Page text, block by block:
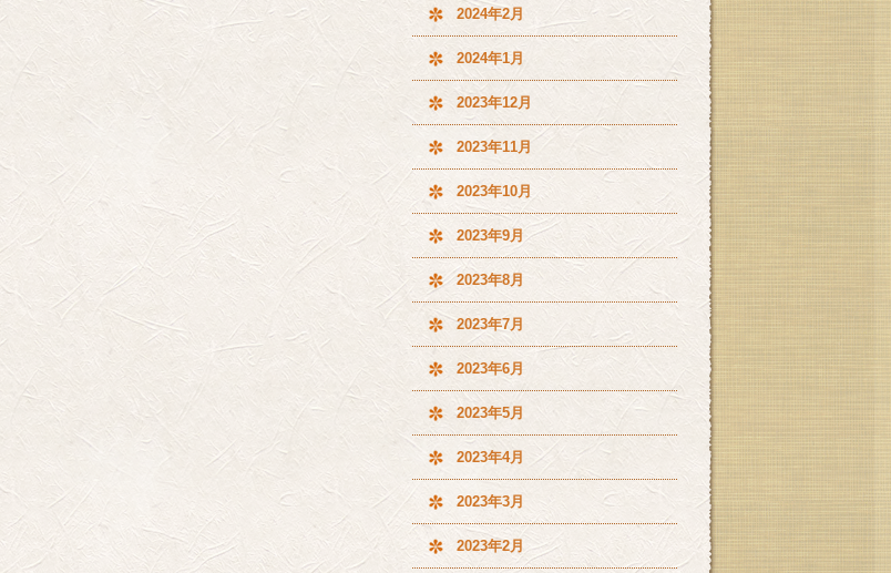
2024年2月
2024年1月
2023年12月
2023年11月
2023年10月
2023年9月
2023年8月
2023年7月
2023年6月
2023年5月
2023年4月
2023年3月
2023年2月